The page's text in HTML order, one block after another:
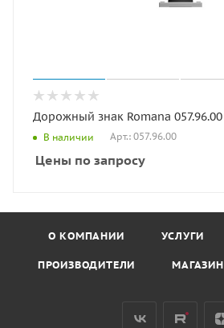
Дорожный знак Romana 057.96.00
В наличии Арт.: 057.96.00
Цены по запросу
О КОМПАНИИ УСЛУГИ
ПРОИЗВОДИТЕЛИ МАГАЗИН